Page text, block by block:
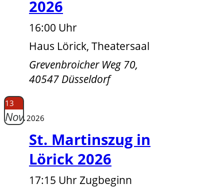
2026
16:00 Uhr
Haus Lörick, Theatersaal
Grevenbroicher Weg 70,
40547 Düsseldorf
13
Nov.2026
St. Martinszug in
Lörick 2026
17:15 Uhr Zugbeginn